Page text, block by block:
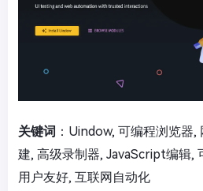
关键词 ：Uindow, 可编程浏览器
建, 高级录制器, JavaScript编辑,
用户友好, 互联网自动化